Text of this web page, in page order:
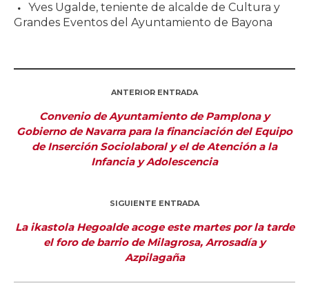
Yves Ugalde, teniente de alcalde de Cultura y
Grandes Eventos del Ayuntamiento de Bayona
ANTERIOR ENTRADA
Convenio de Ayuntamiento de Pamplona y
Gobierno de Navarra para la financiación del Equipo
de Inserción Sociolaboral y el de Atención a la
Infancia y Adolescencia
SIGUIENTE ENTRADA
La ikastola Hegoalde acoge este martes por la tarde
el foro de barrio de Milagrosa, Arrosadía y
Azpilagaña